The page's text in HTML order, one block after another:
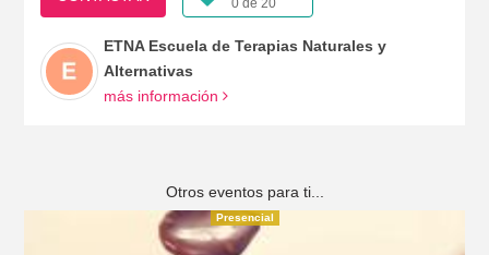
0 de 20
ETNA Escuela de Terapias Naturales y
Alternativas
más información
Otros eventos para ti...
Presencial